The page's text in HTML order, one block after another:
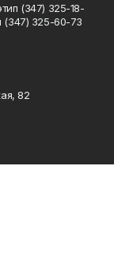
(347) 325-18-
(347) 325-60-73
82